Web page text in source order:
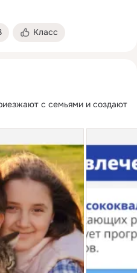
Класс
с семьями и создают